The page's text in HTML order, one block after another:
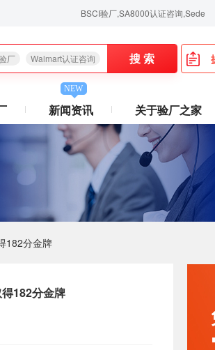
BSCI验厂,SA8000认证咨询,Sedex验厂
厂 Walmart认证咨询 搜 索
NEW
新闻资讯 关于验厂之家
182分金牌
182分金牌